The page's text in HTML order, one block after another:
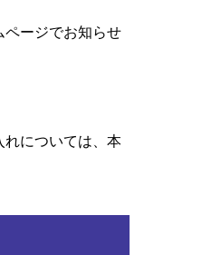
ージでお知らせ
については、本